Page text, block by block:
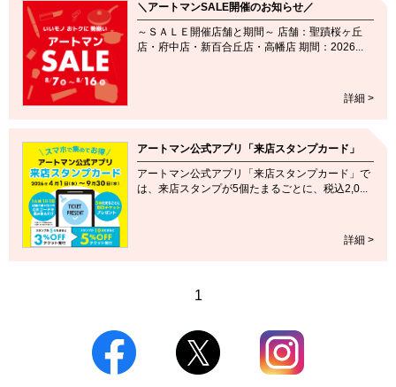
＼アートマンSALE開催のお知らせ／
～ＳＡＬＥ開催店舗と期間～ 店舗：聖蹟桜ヶ丘
店・府中店・新百合丘店・高幡店 期間：2026...
詳細 >
アートマン公式アプリ「来店スタンプカード」
アートマン公式アプリ「来店スタンプカード」で
は、来店スタンプが5個たまるごとに、税込2,0...
詳細 >
1